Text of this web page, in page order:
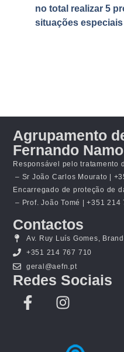
no total realizar 5
situações
Agrupamento
Fernando
Responsável pelo tratamento
– Sr João Carlos Mourato |
Encarregado de proteção de
– Prof. João Tomé | +351 214
Contactos
Av. Ruy Luís Gomes,
+351 214 767 710
geral@aefn.pt
Redes Sociais